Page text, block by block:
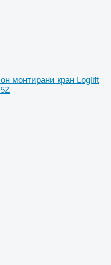
монтирани кран Loglift